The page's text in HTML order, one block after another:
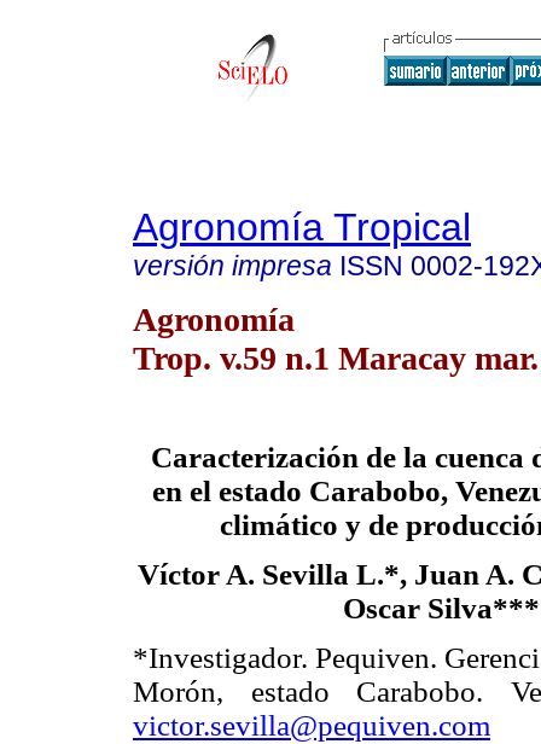
Agronomía Tropical
versión impresa ISSN 0002-
Agronomía
Trop. v.59 n.1 Maracay
Caracterización de la cuenca
en el estado Carabobo,
climático y de
Víctor A. Sevilla L.*, Juan A.
Oscar Silva***
*Investigador. Pequiven.
Morón, estado Carabobo.
victor.sevilla@pequiven.com